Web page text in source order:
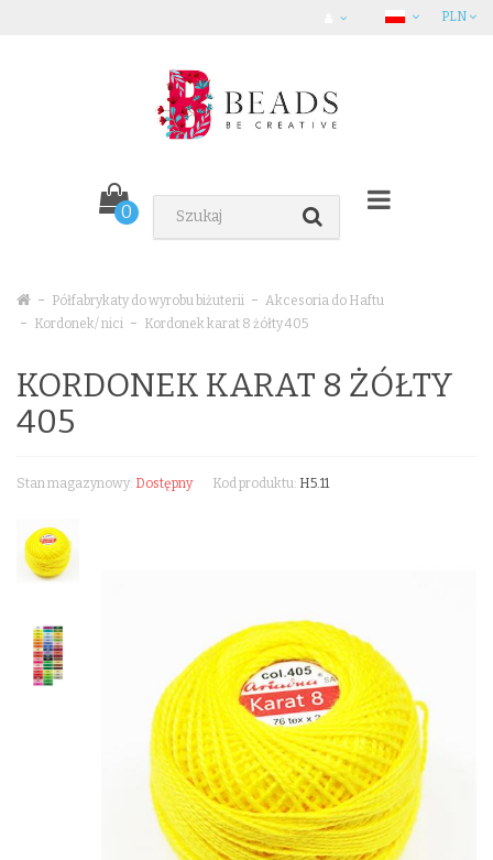
PLN
0
Półfabrykaty do wyrobu biżuterii
Akcesoria do Haftu
Kordonek/ nici
Kordonek karat 8 żółty 405
KORDONEK KARAT 8 ŻÓŁTY
405
Stan magazynowy: Dostępny Kod produktu: H5.11